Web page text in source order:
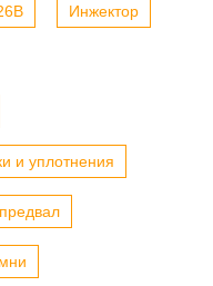
Инжектор
и уплотнения